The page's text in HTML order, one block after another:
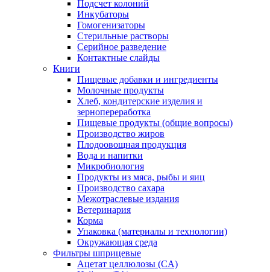
Подсчет колоний
Инкубаторы
Гомогенизаторы
Стерильные растворы
Серийное разведение
Контактные слайды
Книги
Пищевые добавки и ингредиенты
Молочные продукты
Хлеб, кондитерские изделия и
зернопереработка
Пищевые продукты (общие вопросы)
Производство жиров
Плодоовощная продукция
Вода и напитки
Микробиология
Продукты из мяса, рыбы и яиц
Производство сахара
Межотраслевые издания
Ветеринария
Корма
Упаковка (материалы и технологии)
Окружающая среда
Фильтры шприцевые
Ацетат целлюлозы (CA)